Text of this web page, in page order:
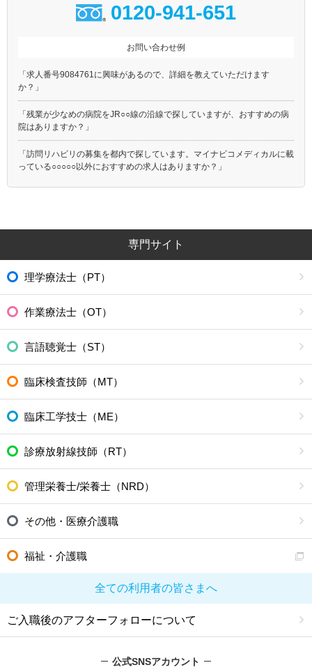
0120-941-651
お問い合わせ例
「求人番号9084761に興味があるので、詳細を教えていただけます
か？」
「残業が少なめの病院をJR○○線の沿線で探していますが、おすすめの病
院はありますか？」
「訪問リハビリの募集を都内で探しています。マイナビコメディカルに載
っている○○○○○以外におすすめの求人はありますか？」
専門サイト
理学療法士（PT）
作業療法士（OT）
言語聴覚士（ST）
臨床検査技師（MT）
臨床工学技士（ME）
診療放射線技師（RT）
管理栄養士/栄養士（NRD）
その他・医療介護職
福祉・介護職
全ての利用者の皆さまへ
ご入職後のアフターフォローについて
公式SNSアカウント